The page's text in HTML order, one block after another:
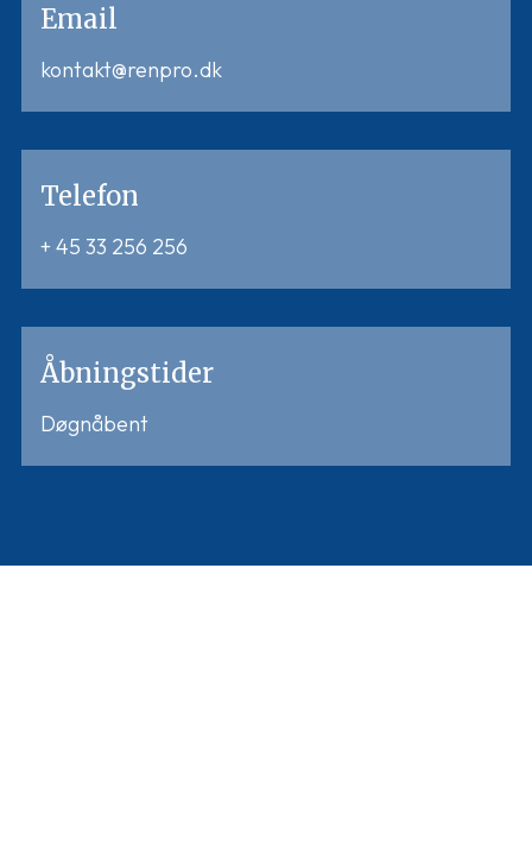
Email
kontakt@renpro.dk
Telefon
+ 45 33 256 256
Åbningstider
Døgnåbent